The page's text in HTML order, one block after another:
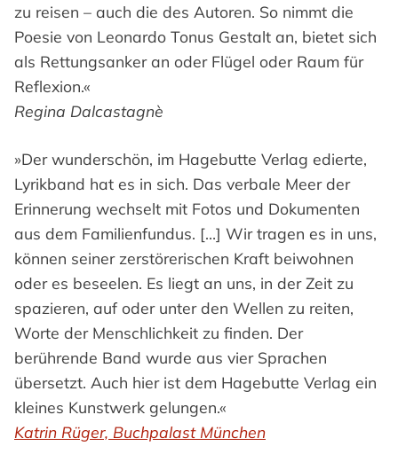
zu reisen – auch die des Autoren. So nimmt die
Poesie von Leonardo Tonus Gestalt an, bietet sich
als Rettungsanker an oder Flügel oder Raum für
Reflexion.«
Regina Dalcastagnè
»Der wunderschön, im Hagebutte Verlag edierte,
Lyrikband hat es in sich. Das verbale Meer der
Erinnerung wechselt mit Fotos und Dokumenten
aus dem Familienfundus. […] Wir tragen es in uns,
können seiner zerstörerischen Kraft beiwohnen
oder es beseelen. Es liegt an uns, in der Zeit zu
spazieren, auf oder unter den Wellen zu reiten,
Worte der Menschlichkeit zu finden. Der
berührende Band wurde aus vier Sprachen
übersetzt. Auch hier ist dem Hagebutte Verlag ein
kleines Kunstwerk gelungen.«
Katrin Rüger, Buchpalast München